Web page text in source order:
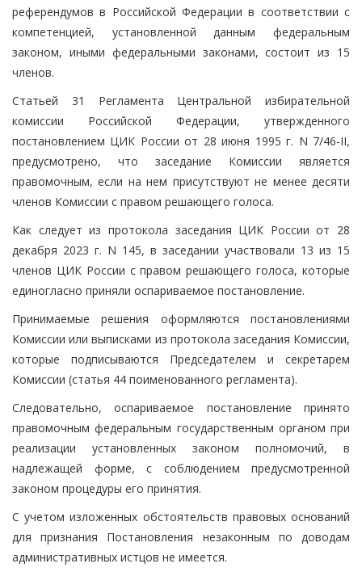
референдумов в Российской Федерации в соответствии с
компетенцией, установленной данным федеральным
законом, иными федеральными законами, состоит из 15
членов.
Статьей 31 Регламента Центральной избирательной
комиссии Российской Федерации, утвержденного
постановлением ЦИК России от 28 июня 1995 г. N 7/46-II,
предусмотрено, что заседание Комиссии является
правомочным, если на нем присутствуют не менее десяти
членов Комиссии с правом решающего голоса.
Как следует из протокола заседания ЦИК России от 28
декабря 2023 г. N 145, в заседании участвовали 13 из 15
членов ЦИК России с правом решающего голоса, которые
единогласно приняли оспариваемое постановление.
Принимаемые решения оформляются постановлениями
Комиссии или выписками из протокола заседания Комиссии,
которые подписываются Председателем и секретарем
Комиссии (статья 44 поименованного регламента).
Следовательно, оспариваемое постановление принято
правомочным федеральным государственным органом при
реализации установленных законом полномочий, в
надлежащей форме, с соблюдением предусмотренной
законом процедуры его принятия.
С учетом изложенных обстоятельств правовых оснований
для признания Постановления незаконным по доводам
административных истцов не имеется.